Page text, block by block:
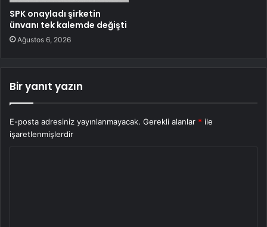
SPK onayladı şirketin
ünvanı tek kalemde değişti
Ağustos 6, 2026
Bir yanıt yazın
E-posta adresiniz yayınlanmayacak. Gerekli alanlar * ile
işaretlenmişlerdir